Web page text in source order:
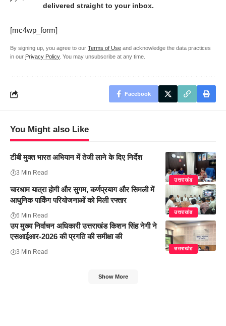
delivered straight to your inbox.
[mc4wp_form]
By signing up, you agree to our Terms of Use and acknowledge the data practices
in our Privacy Policy. You may unsubscribe at any time.
Facebook
You Might also Like
उत्तराखंड
टीबी मुक्त भारत अभियान में तेजी लाने के दिए निर्देश
3 Min Read
उत्तराखंड
चारधाम यात्रा होगी और सुगम, कर्णप्रयाग और सिमली में
आधुनिक पार्किंग परियोजनाओं को मिली रफ्तार
6 Min Read
उत्तराखंड
उप मुख्य निर्वाचन अधिकारी उत्तराखंड किशन सिंह नेगी ने
एसआईआर-2026 की प्रगति की समीक्षा की
3 Min Read
Show More